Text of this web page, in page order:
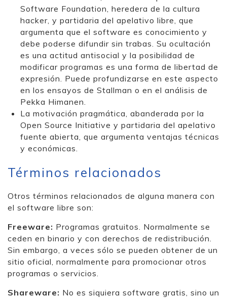
Software Foundation, heredera de la cultura
hacker, y partidaria del apelativo libre, que
argumenta que el software es conocimiento y
debe poderse difundir sin trabas. Su ocultación
es una actitud antisocial y la posibilidad de
modificar programas es una forma de libertad de
expresión. Puede profundizarse en este aspecto
en los ensayos de Stallman o en el análisis de
Pekka Himanen.
La motivación pragmática, abanderada por la
Open Source Initiative y partidaria del apelativo
fuente abierta, que argumenta ventajas técnicas
y económicas.
Términos relacionados
Otros términos relacionados de alguna manera con
el software libre son:
Freeware: Programas gratuitos. Normalmente se
ceden en binario y con derechos de redistribución.
Sin embargo, a veces sólo se pueden obtener de un
sitio oficial, normalmente para promocionar otros
programas o servicios.
Shareware: No es siquiera software gratis, sino un